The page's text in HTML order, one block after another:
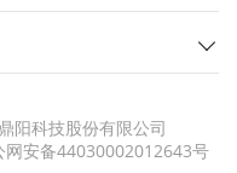
阳科技股份有限公司
网安备44030002012643号